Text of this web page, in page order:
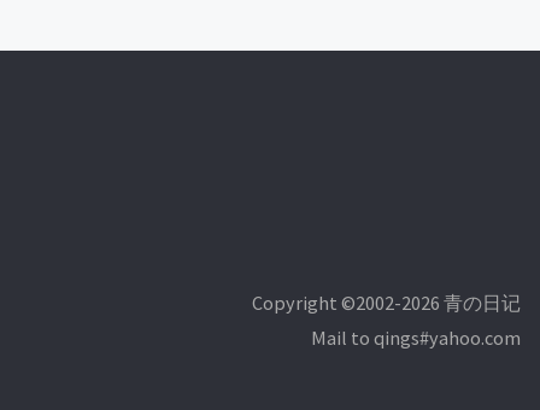
Copyright ©2002-2026 青の日记
Mail to qings#yahoo.com